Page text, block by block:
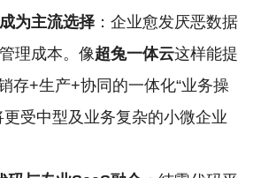
为主流选择 ：企业愈发厌恶数据
理成本。像超兔一体云这样能提
存+生产+协同的一体化“业务操
更受中型及业务复杂的小微企业